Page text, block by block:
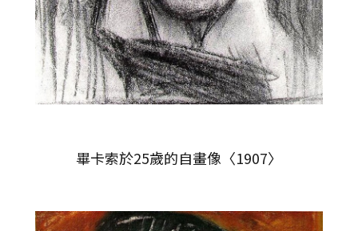
畢卡索於25歲的自畫像〈1907〉